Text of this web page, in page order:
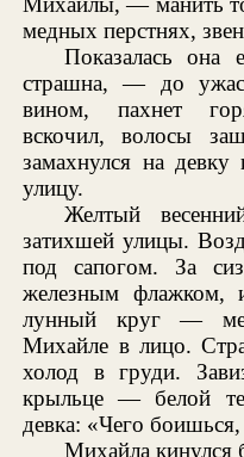
медных перстнях,
Показалась
страшна, — до
вином, пахнет
вскочил, волосы
замахнулся на
улицу.
Желтый
затихшей улицы.
под сапогом. За
железным флажком,
лунный круг —
Михайле в лицо.
холод в груди.
крыльце — белой
девка: «Чего
Михайла кинулся